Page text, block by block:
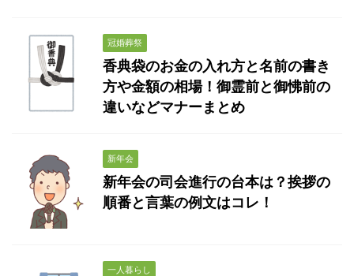
冠婚葬祭
香典袋のお金の入れ方と名前の書き
方や金額の相場！御霊前と御怫前の
違いなどマナーまとめ
新年会
新年会の司会進行の台本は？挨拶の
順番と言葉の例文はコレ！
一人暮らし